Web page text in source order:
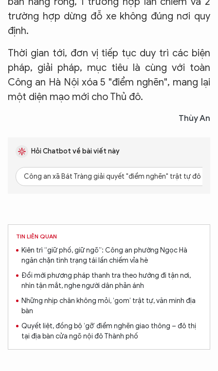
trường hợp dừng đỗ xe không đúng nơi quy
định.
Thời gian tới, đơn vị tiếp tục duy trì các biện
pháp, giải pháp, mục tiêu là cùng với toàn
Công an Hà Nội xóa 5 "điểm nghẽn", mang lại
một diện mạo mới cho Thủ đô.
Thùy An
Hỏi Chatbot về bài viết này
Công an xã Bát Tràng giải quyết "điểm nghẽn" trật tự đô thị
TIN LIÊN QUAN
Kiên trì “giữ phố, giữ ngõ”: Công an phường Ngọc Hà
ngăn chặn tình trạng tái lấn chiếm vỉa hè
Đổi mới phương pháp thanh tra theo hướng đi tận nơi,
nhìn tận mắt, nghe người dân phản ánh
Những nhịp chân không mỏi, ‘gom’ trật tự, văn minh địa
bàn
Quyết liệt, đồng bộ ‘gỡ’ điểm nghẽn giao thông – đô thị
tại địa bàn cửa ngõ nội đô Thành phố